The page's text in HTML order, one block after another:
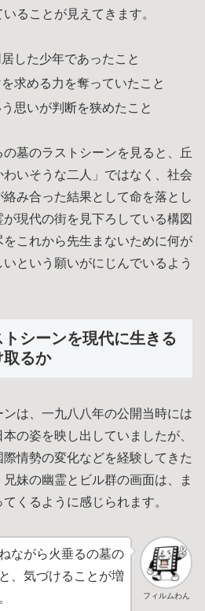
ることが見えてきます。
した少年であったこと
求める力を奪っていたこと
思いが判断を狭めたこと
墓のラストシーンを見ると、丘
いそうな二人」ではなく、社会
み合った結果として命を落とし
現代の街を見下ろしている構図
これから先生まないために何が
という願いがにじんでいるよう
シーンを現代に生きる
取るか
は、一九八八年の公開当時には
の姿を映し出していましたが、
情勢の変化などを経験してきた
妹の幽霊とビル群の画面は、ま
くるように感じられます。
フィルムわん
ながら火垂るの墓の
、気づけることが増